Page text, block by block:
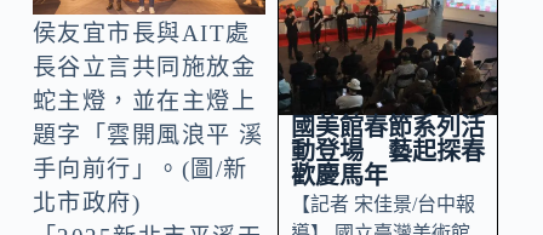
侯友宜市長與AIT處
長谷立言共同施放金
蛇主燈，並在主燈上
題字「雲開風浪平 溪
手向前行」。(圖/新
北市政府)
國美館春節系列活
動登場 藝起探春
歡慶馬年
【記者 宋佳景/台中報